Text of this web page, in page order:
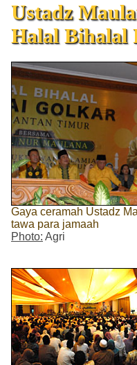
Ustadz
Halal Bihalal
Gaya ceramah Ustadz
tawa para jamaah
Photo: Agri